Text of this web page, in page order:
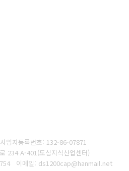
사업자등록번호: 132-86-07871
234 A-401(도심지식산업센터)
이메일: ds1200cap@hanmail.net